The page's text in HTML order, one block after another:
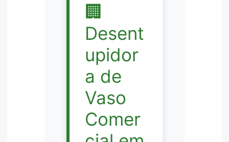
🏢
Desent
upidor
a de
Vaso
Comer